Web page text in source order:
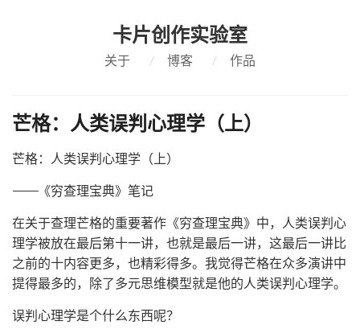
卡片创作实验室
关于 / 博客 / 作品
芒格：人类误判心理学（上）
芒格：人类误判心理学（上）
————《穷查理宝典》笔记
在关于查理芒格的重要著作《穷查理宝典》中，人类误判心
理学被放在最后第十一讲，也就是最后一讲，这最后一讲比
之前的十内容更多，也精彩得多。我觉得芒格在众多演讲中
提得最多的，除了多元思维模型就是他的人类误判心理学。
误判心理学是个什么东西呢？